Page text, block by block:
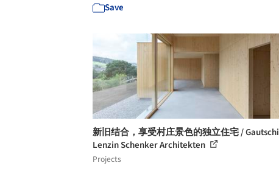
Save
新旧结合，享受村庄景色的独立住宅 / Gautschi
Lenzin Schenker Architekten
Projects